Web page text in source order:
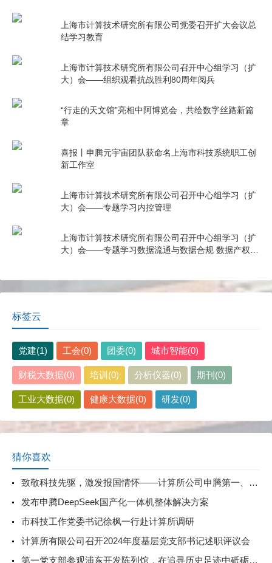
上海市计算技术研究所有限公司党委召开扩大会议总
结学习教育
上海市计算技术研究所有限公司召开中心组学习（扩
大）会——组织观看抗战胜利80周年阅兵
“行走的天文馆”亮相中阿博览会，共绘数字丝路新篇
章
喜报丨申腾元宇宙团队获命名上海市科技系统职工创
新工作室
上海市计算技术研究所有限公司召开中心组学习（扩
大）会——专题学习内控管理
上海市计算技术研究所有限公司召开中心组学习（扩
大）会——专题学习数据流通与数据合规 数据产权与
标签云
党建(1) 工会(0) 团委(0) 城市智能(0)
财税大数据(0) 培训(0) 分析仪器(0) 期刊(0)
工业大数据(0) 健康大数据(0) 研发(0)
猜你喜欢
致敬科技先驱，激发报国情怀——计算所公司申腾第一、第二支部和计算所公司第四党支部开展主题党日党支部联组学习
发布申腾DeepSeek国产化一体机整体解决方案
市科技工作党委书记徐枫一行赴计算所调研
计算所有限公司召开2024年度基层党支部书记述职评议会
第一党支部参观浦东开发陈列馆，在追寻历史足迹中砥砺初心使命